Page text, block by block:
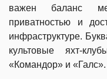
важен баланс
приватностью и
инфраструктуре.
культовые яхт-
«Командор» и «Галс».